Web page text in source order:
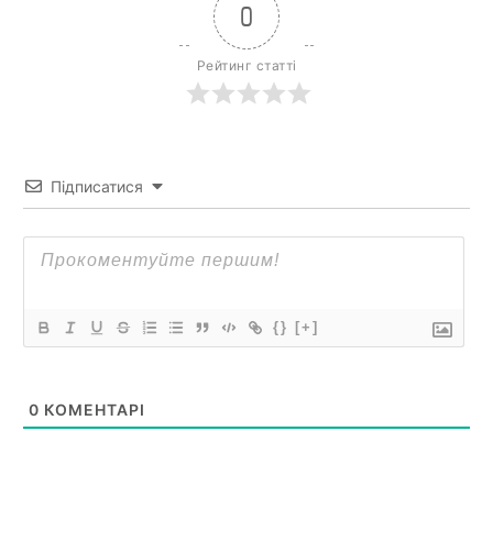
0
Рейтинг статті
Підписатися
{} [+]
0 КОМЕНТАРІ